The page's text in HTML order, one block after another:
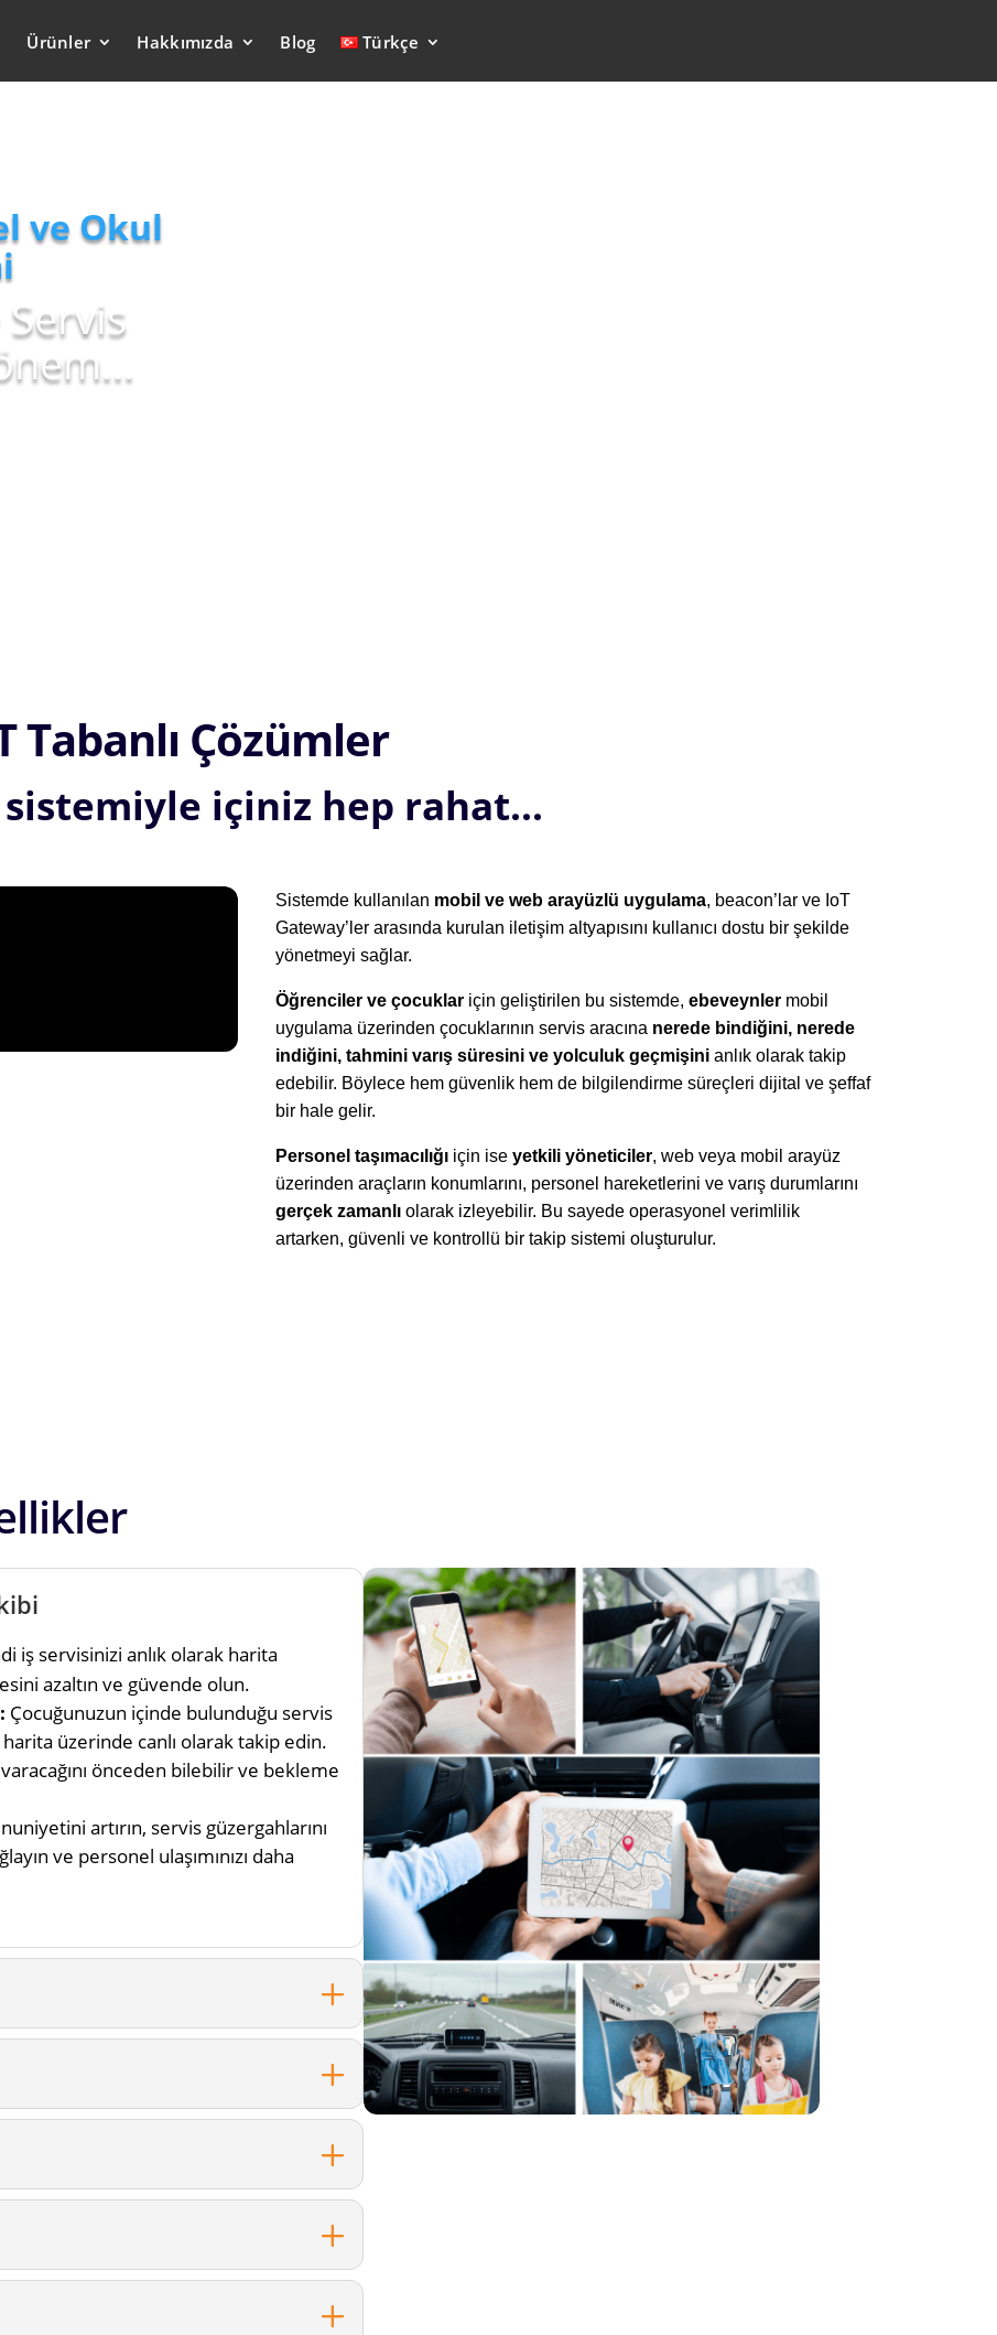
Ürünler Hakkımızda Blog Türkçe
ve Okul
Servis
Tabanlı Çözümler
sistemiyle içiniz hep rahat...
Sistemde kullanılan mobil ve web arayüzlü uygulama, beacon’lar ve IoT
Gateway’ler arasında kurulan iletişim altyapısını kullanıcı dostu bir şekilde
yönetmeyi sağlar.
Öğrenciler ve çocuklariçin geliştirilen bu sistemde, ebeveynlermobil
uygulama üzerinden çocuklarının servis aracına nerede bindiğini, nerede
indiğini, tahmini varış süresini ve yolculuk geçmişinianlık olarak takip
edebilir. Böylece hem güvenlik hem de bilgilendirme süreçleri dijital ve şeffaf
bir hale gelir.
Personel taşımacılığıiçin ise yetkili yöneticiler, web veya mobil arayüz
üzerinden araçların konumlarını, personel hareketlerini ve varış durumlarını
gerçek zamanlıolarak izleyebilir. Bu sayede operasyonel verimlilik
artarken, güvenli ve kontrollü bir takip sistemi oluşturulur.
iş servisinizi anlık olarak harita
azaltın ve güvende olun.
Çocuğunuzun içinde bulunduğu servis
üzerinde canlı olarak takip edin.
önceden bilebilir ve bekleme
artırın, servis güzergahlarını
ve personel ulaşımınızı daha